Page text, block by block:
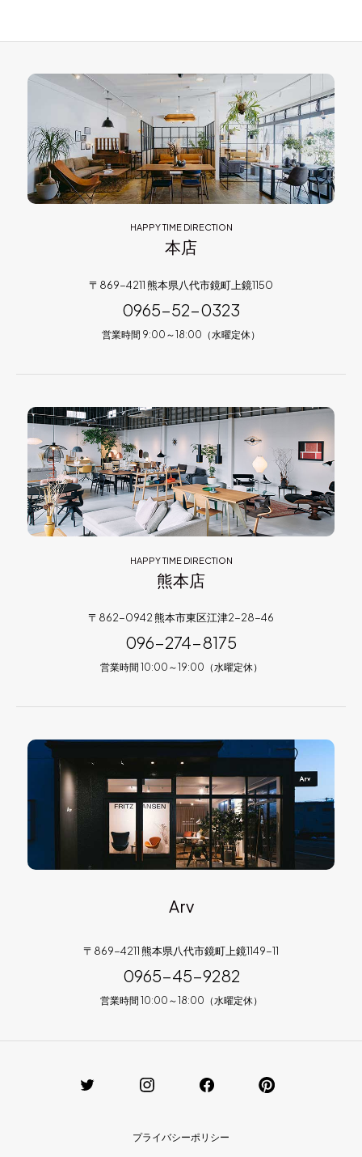
HAPPY TIME DIRECTION
本店
〒869-4211 熊本県八代市鏡町上鏡1150
0965-52-0323
営業時間 9:00～18:00（水曜定休）
HAPPY TIME DIRECTION
熊本店
〒862-0942 熊本市東区江津2-28-46
096-274-8175
営業時間 10:00～19:00（水曜定休）
Arv
〒869-4211 熊本県八代市鏡町上鏡1149-11
0965-45-9282
営業時間 10:00～18:00（水曜定休）
プライバシーポリシー